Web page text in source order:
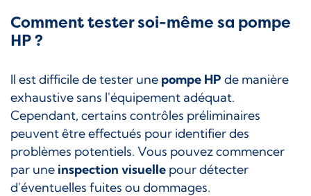
Comment tester soi-même sa pompe
HP ?
Il est difficile de tester une pompe HP de manière
exhaustive sans l'équipement adéquat.
Cependant, certains contrôles préliminaires
peuvent être effectués pour identifier des
problèmes potentiels. Vous pouvez commencer
par une inspection visuelle pour détecter
d'éventuelles fuites ou dommages.